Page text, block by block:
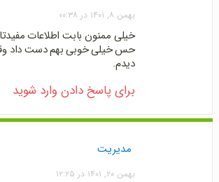
بهمن ۸, ۱۴۰۱ در ۰۰:۳۸
خیلی ممنون بابت اطلاعات
حس خیلی خوبی بهم دست داد
دیدم.
برای پاسخ دادن وارد شوید
مدیریت
بهمن ۲۰, ۱۴۰۱ در ۱۲:۲۵